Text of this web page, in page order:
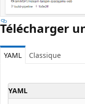
Télécharger
YAML Classique
YAML